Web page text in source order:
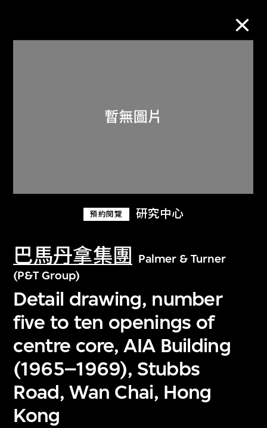
預約閱覽 研究中心
巴馬丹拿集團
Palmer & Turner
(P&T Group)
Detail drawing, number
five to ten openings of
centre core, AIA Building
(1965–1969), Stubbs
Road, Wan Chai, Hong
Kong
關於M+藏品
探索世界頂級的二十及二十一世紀視覺
文化藏品。